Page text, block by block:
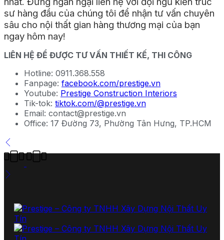
sư hàng đầu của chúng tôi để nhận tư vấn chuyên
sâu cho nội thất gian hàng thương mại của bạn
ngay hôm nay!
LIÊN HỆ ĐỂ ĐƯỢC TƯ VẤN THIẾT KẾ, THI CÔNG
Hotline: 0911.368.558
Fanpage: facebook.com/prestige.vn
Youtube: Prestige Construction Interiors
Tik-tok: tiktok.com/@prestige.vn
Email: contact@prestige.vn
Office: 17 Đường 73, Phường Tân Hưng, TP.HCM